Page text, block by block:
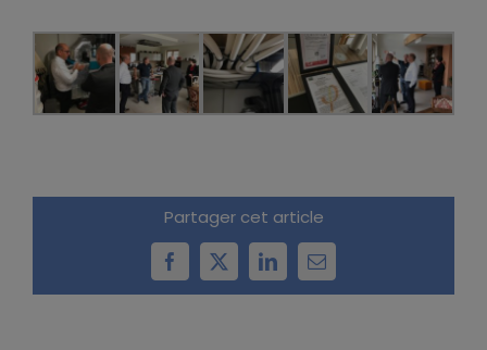
Partager cet article
Facebook
X LinkedInEmail